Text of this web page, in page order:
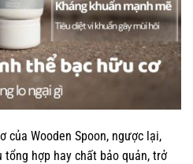
của Wooden Spoon, ngược lại,
hợp hay chất bảo quản, trở